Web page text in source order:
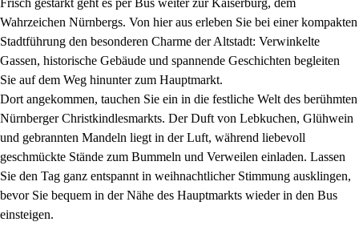
Frisch gestärkt geht es per Bus weiter zur Kaiserburg, dem
Wahrzeichen Nürnbergs. Von hier aus erleben Sie bei einer kompakten
Stadtführung den besonderen Charme der Altstadt: Verwinkelte
Gassen, historische Gebäude und spannende Geschichten begleiten
Sie auf dem Weg hinunter zum Hauptmarkt.
Dort angekommen, tauchen Sie ein in die festliche Welt des berühmten
Nürnberger Christkindlesmarkts. Der Duft von Lebkuchen, Glühwein
und gebrannten Mandeln liegt in der Luft, während liebevoll
geschmückte Stände zum Bummeln und Verweilen einladen. Lassen
Sie den Tag ganz entspannt in weihnachtlicher Stimmung ausklingen,
bevor Sie bequem in der Nähe des Hauptmarkts wieder in den Bus
einsteigen.